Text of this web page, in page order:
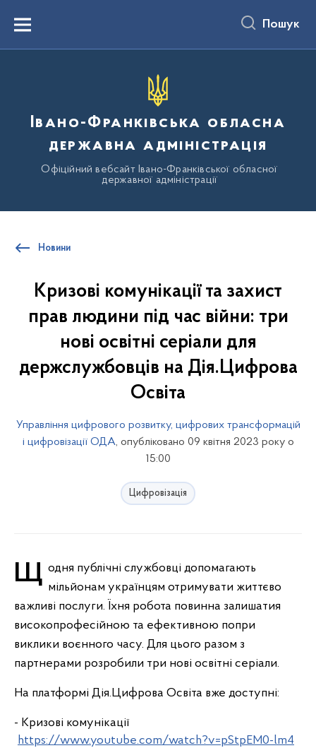
вмістуMenu Пошук
Івано-Франківська обласна
державна адміністрація
Офіційний вебсайт Івано-Франківської обласної
державної адміністрації
Новини
Кризові комунікації та захист
прав людини під час війни: три
нові освітні серіали для
держслужбовців на Дія.Цифрова
Освіта
Управління цифрового розвитку, цифрових трансформацій
і цифровізації ОДА, опубліковано 09 квітня 2023 року о
15:00
Цифровізація
Щодня публічні службовці допомагають мільйонам українцям отримувати життєво
важливі послуги. Їхня робота повинна залишатия
високопрофесійною та ефективною попри
виклики воєнного часу. Для цього разом з
партнерами розробили три нові освітні серіали.
На платформі Дія.Цифрова Освіта вже доступні:
- Кризові комунікації
https://www.youtube.com/watch?v=pStpEM0-lm4